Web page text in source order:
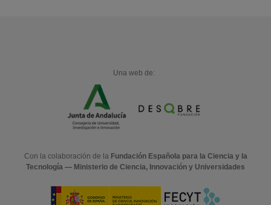
Una web de:
Con la colaboración de la Fundación Española para la Ciencia y la
Tecnología — Ministerio de Ciencia, Innovación y Universidades